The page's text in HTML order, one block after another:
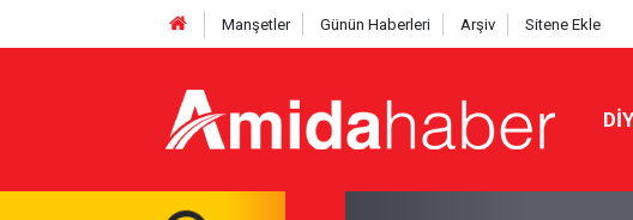
Manşetler Günün Haberleri Arşiv Sitene Ekle